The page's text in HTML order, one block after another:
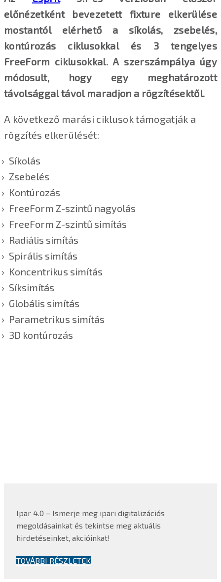
előnézetként bevezetett fixture elkerülése
mostantól elérhető a síkolás, zsebelés,
kontúrozás ciklusokkal és 3 tengelyes
FreeForm ciklusokkal. A szerszámpálya úgy
módosult, hogy egy meghatározott
távolsággal távol maradjon a rögzítésektől.
A következő marási ciklusok támogatják a
rögzítés elkerülését:
Síkolás
Zsebelés
Kontúrozás
FreeForm Z-szintű nagyolás
FreeForm Z-szintű simítás
Radiális simítás
Spirális simítás
Koncentrikus simítás
Síksimítás
Globális simítás
Parametrikus simítás
3D kontúrozás
Ipar 4.0 – Ismerje meg ipari digitalizációs
megoldásainkat és tekintse meg aktuális
hirdetéseinket, akcióinkat!
TOVÁBBI RÉSZLETEK